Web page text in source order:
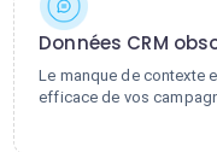
Données CRM
Le manque de contexte
efficace de vos